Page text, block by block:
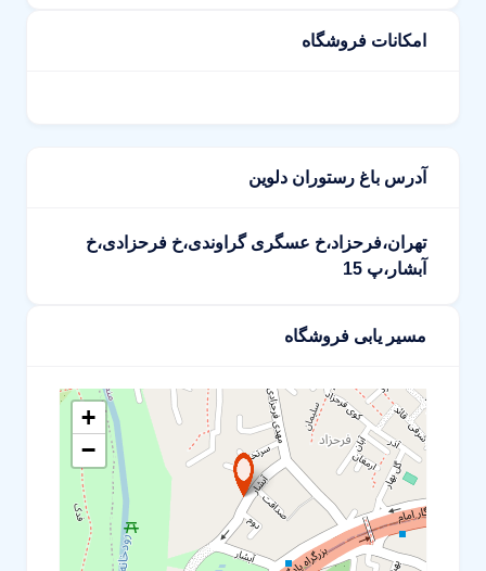
امکانات فروشگاه
آدرس باغ رستوران دلوین
تهران،فرحزاد،خ عسگری گراوندی،خ فرحزادی،خ
آبشار،پ 15
مسیر یابی فروشگاه
+
−